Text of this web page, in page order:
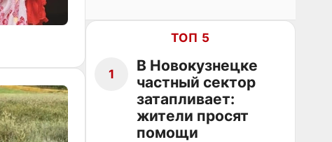
ТОП 5
1
В Новокузнецке
частный сектор
затапливает:
жители просят
помощи